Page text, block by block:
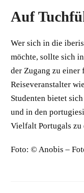
Auf
Wer sich in die
möchte, sollte sich
der Zugang zu einer
Reiseveranstalter wie
Studenten bietet
und in den
Vielfalt Portugals zu
Foto: © Anobis –